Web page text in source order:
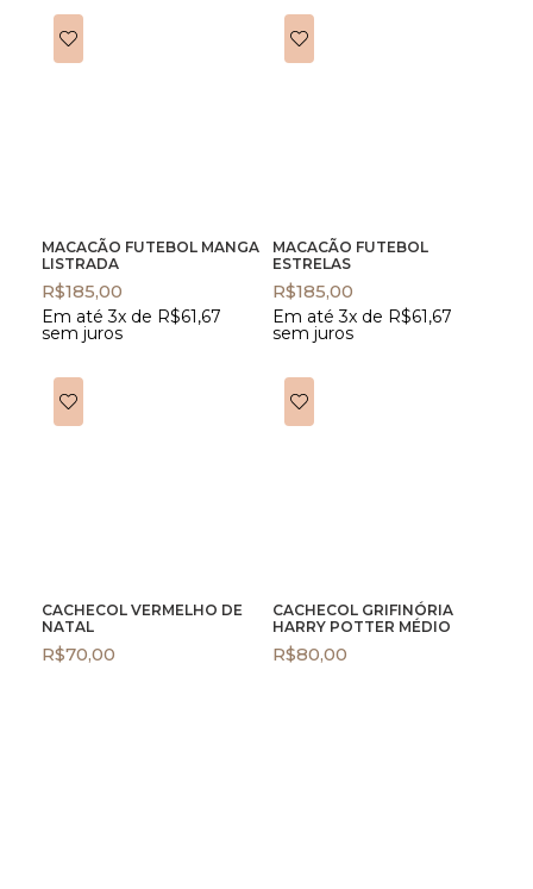
MACACÃO FUTEBOL MANGA
LISTRADA
R$185,00
Em até 3x de R$61,67
sem juros
MACACÃO FUTEBOL
ESTRELAS
R$185,00
Em até 3x de R$61,67
sem juros
CACHECOL VERMELHO DE
NATAL
R$70,00
CACHECOL GRIFINÓRIA
HARRY POTTER MÉDIO
R$80,00